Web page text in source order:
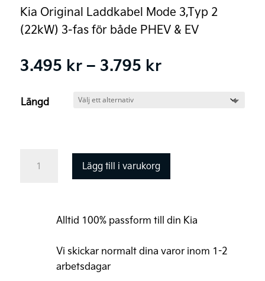
Kia Original Laddkabel Mode 3,Typ 2
(22kW) 3-fas för både PHEV & EV
3.495 kr – 3.795 krPrisintervall:
Längd
Lägg till i varukorg
Alltid 100% passform till din Kia
Vi skickar normalt dina varor inom 1-2
arbetsdagar